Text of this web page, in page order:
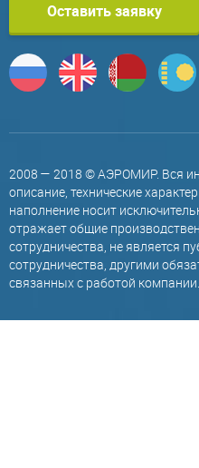
Оставить заявку
2008 — 2018 © АЭРОМИР. Вся
описание, технические
наполнение носит
отражает общие
сотрудничества, не является
сотрудничества, другими
связанных с работой компании.